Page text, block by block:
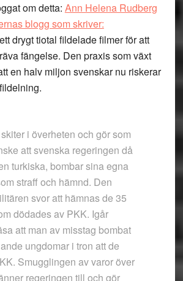
om detta: Ann Helena Rudberg
blogg som skriver:
drygt tiotal fildelade filmer för att
fängelse. Den praxis som växt
en halv miljon svenskar nu riskerar
i överheten och gör som
att svenska regeringen då
turkiska, bombar sina egna
straff och hämnd. Den
svor att hämnas de 35
dödades av PKK. Igår
att man av misstag bombat
ungdomar i tron att de
Smugglingen av varor över
regeringen till och gör